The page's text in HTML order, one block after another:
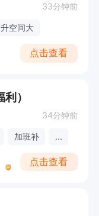
33分钟前
空间大
点击查看
）
34分钟前
加班补 ...
点击查看